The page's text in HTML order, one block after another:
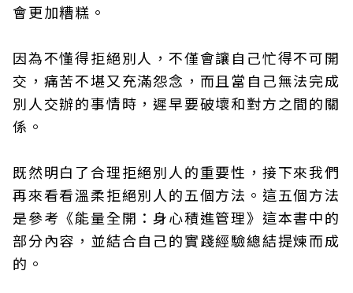
會更加糟糕。
因為不懂得拒絕別人，不僅會讓自己忙得不可開
交，痛苦不堪又充滿怨念，而且當自己無法完成
別人交辦的事情時，遲早要破壞和對方之間的關
係。
既然明白了合理拒絕別人的重要性，接下來我們
再來看看溫柔拒絕別人的五個方法。這五個方法
是參考《能量全開：身心積進管理》這本書中的
部分內容，並結合自己的實踐經驗總結提煉而成
的。